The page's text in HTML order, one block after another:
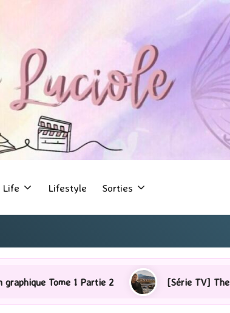
Life Lifestyle Sorties
2 [Série TV] The Madison : J’ai adoré !